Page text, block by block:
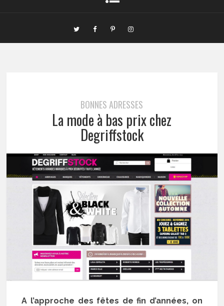
BONNES ADRESSES
La mode à bas prix chez
Degriffstock
A l’approche des fêtes de fin d’années, on